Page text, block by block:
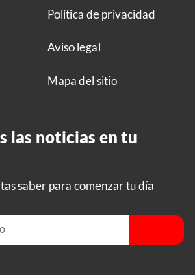
Política de privacidad
Aviso legal
Mapa del sitio
las noticias en tu
saber para comenzar tu día